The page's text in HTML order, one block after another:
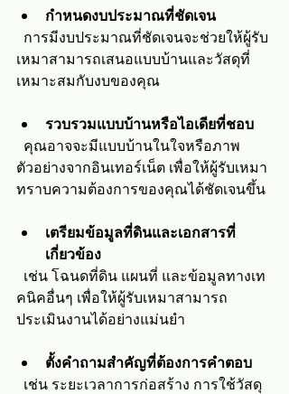
กำหนดงบประมาณที่ชัดเจน
เหมาสามารถเสนอแบบบ้านและวัสดุที่
เหมาะสมกับงบของคุณ
รวบรวมแบบบ้านหรือไอเดียที่ชอบ
ตัวอย่างจากอินเทอร์เน็ต เพื่อให้ผู้รับเหมา
ทราบความต้องการของคุณได้ชัดเจนขึ้น
เตรียมข้อมูลที่ดินและเอกสารที่
เกี่ยวข้อง
คนิคอื่นๆ เพื่อให้ผู้รับเหมาสามารถ
ประเมินงานได้อย่างแม่นยำ
ตั้งคำถามสำคัญที่ต้องการคำตอบ